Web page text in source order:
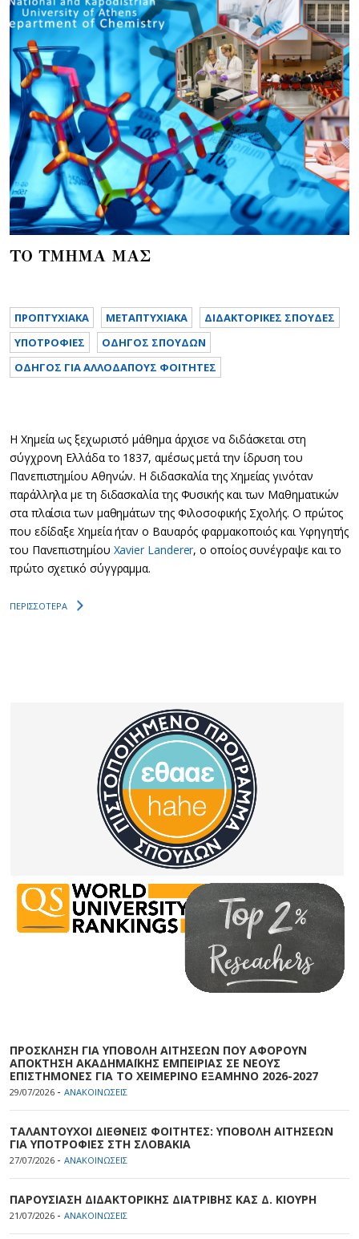
ΤΟ ΤΜΗΜΑ ΜΑΣ
ΠΡΟΠΤΥΧΙΑΚΑ METAΠΤΥΧΙΑΚΑ
ΔΙΔΑΚΤΟΡΙΚΕΣ ΣΠΟΥΔΕΣ
ΥΠΟΤΡΟΦΙΕΣ
ΟΔΗΓΟΣ ΣΠΟΥΔΩΝ
ΟΔΗΓΟΣ ΓΙΑ ΑΛΛΟΔΑΠΟΥΣ ΦΟΙΤΗΤΕΣ
Η Χημεία ως ξεχωριστό μάθημα άρχισε να διδάσκεται στη
σύγχρoνη Ελλάδα το 1837, αμέσως μετά την ίδρυση του
Πανεπιστημίου Αθηνών. Η διδασκαλία της Χημείας γινόταν
παράλληλα με τη διδασκαλία της Φυσικής και των Μαθηματικών
στα πλαίσια των μαθημάτων της Φιλοσοφικής Σχολής. Ο πρώτος
που εδίδαξε Χημεία ήταν ο Βαυαρός φαρμακοποιός και Υφηγητής
του Πανεπιστημίου Xavier Landerer, ο οποίος συνέγραψε και το
πρώτο σχετικό σύγγραμμα.
ΠΕΡΙΣΣΟΤΕΡΑ
ΠΡΟΣΚΛΗΣΗ ΓΙΑ ΥΠΟΒΟΛΗ ΑΙΤΗΣΕΩΝ ΠΟΥ ΑΦΟΡΟΥΝ
ΑΠΟΚΤΗΣΗ ΑΚΑΔΗΜΑΪΚΗΣ ΕΜΠΕΙΡΙΑΣ ΣΕ ΝΕΟΥΣ
ΕΠΙΣΤΗΜΟΝΕΣ ΓΙΑ ΤΟ ΧΕΙΜΕΡΙΝΟ ΕΞΑΜΗΝΟ 2026-2027
29/07/2026 - ΑΝΑΚΟΙΝΩΣΕΙΣ
ΤΑΛΑΝΤΟΥΧΟΙ ΔΙΕΘΝΕΙΣ ΦΟΙΤΗΤΕΣ: ΥΠΟΒΟΛΗ ΑΙΤΗΣΕΩΝ
ΓΙΑ ΥΠΟΤΡΟΦΙΕΣ ΣΤΗ ΣΛΟΒΑΚΙΑ
27/07/2026 - ΑΝΑΚΟΙΝΩΣΕΙΣ
ΠΑΡΟΥΣΙΑΣΗ ΔΙΔΑΚΤΟΡΙΚΗΣ ΔΙΑΤΡΙΒΗΣ ΚΑΣ Δ. ΚΙΟΥΡΗ
21/07/2026 - ΑΝΑΚΟΙΝΩΣΕΙΣ